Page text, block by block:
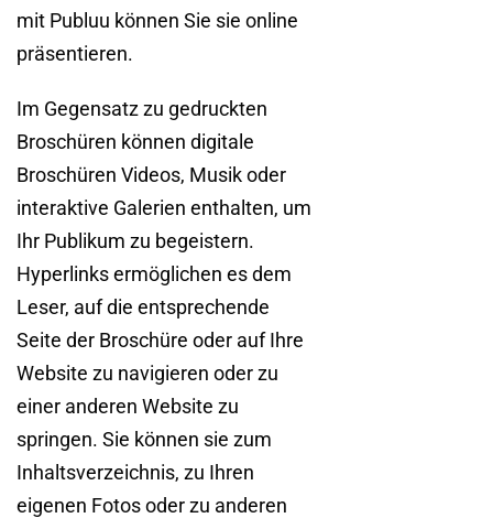
mit Publuu können Sie sie online
präsentieren.
Im Gegensatz zu gedruckten
Broschüren können digitale
Broschüren Videos, Musik oder
interaktive Galerien enthalten, um
Ihr Publikum zu begeistern.
Hyperlinks ermöglichen es dem
Leser, auf die entsprechende
Seite der Broschüre oder auf Ihre
Website zu navigieren oder zu
einer anderen Website zu
springen. Sie können sie zum
Inhaltsverzeichnis, zu Ihren
eigenen Fotos oder zu anderen